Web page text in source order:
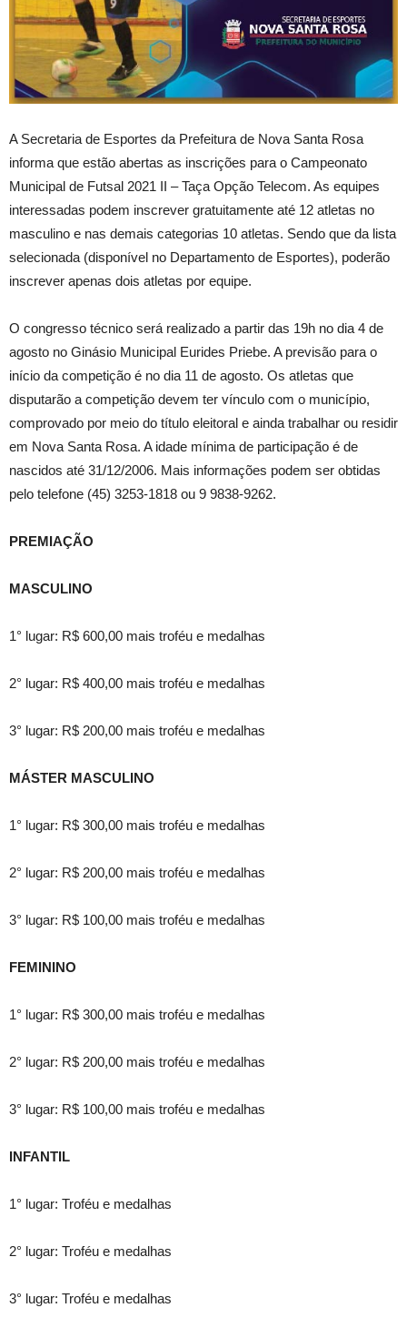
A Secretaria de Esportes da Prefeitura de Nova Santa Rosa
informa que estão abertas as inscrições para o Campeonato
Municipal de Futsal 2021 II – Taça Opção Telecom. As equipes
interessadas podem inscrever gratuitamente até 12 atletas no
masculino e nas demais categorias 10 atletas. Sendo que da lista
selecionada (disponível no Departamento de Esportes), poderão
inscrever apenas dois atletas por equipe.
O congresso técnico será realizado a partir das 19h no dia 4 de
agosto no Ginásio Municipal Eurides Priebe. A previsão para o
início da competição é no dia 11 de agosto. Os atletas que
disputarão a competição devem ter vínculo com o município,
comprovado por meio do título eleitoral e ainda trabalhar ou residir
em Nova Santa Rosa. A idade mínima de participação é de
nascidos até 31/12/2006. Mais informações podem ser obtidas
pelo telefone (45) 3253-1818 ou 9 9838-9262.
PREMIAÇÃO
MASCULINO
1° lugar: R$ 600,00 mais troféu e medalhas
2° lugar: R$ 400,00 mais troféu e medalhas
3° lugar: R$ 200,00 mais troféu e medalhas
MÁSTER MASCULINO
1° lugar: R$ 300,00 mais troféu e medalhas
2° lugar: R$ 200,00 mais troféu e medalhas
3° lugar: R$ 100,00 mais troféu e medalhas
FEMININO
1° lugar: R$ 300,00 mais troféu e medalhas
2° lugar: R$ 200,00 mais troféu e medalhas
3° lugar: R$ 100,00 mais troféu e medalhas
INFANTIL
1° lugar: Troféu e medalhas
2° lugar: Troféu e medalhas
3° lugar: Troféu e medalhas